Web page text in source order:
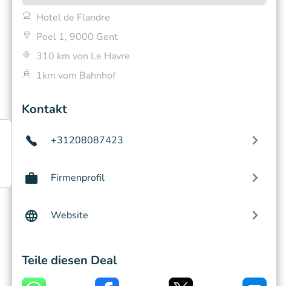
Hotel de Flandre
Poel 1, 9000 Gent
310 km von Le Havre
1km vom Bahnhof
Kontakt
+31208087423
Firmenprofil
Website
Teile diesen Deal